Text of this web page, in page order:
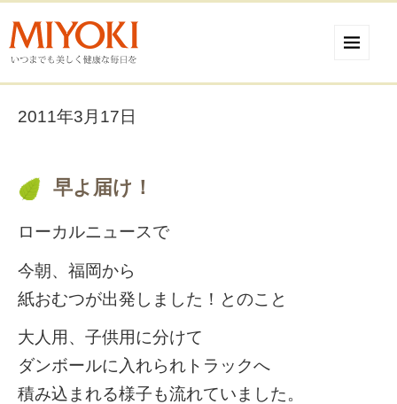
2011年3月17日
早よ届け！
ローカルニュースで
今朝、福岡から
紙おむつが出発しました！とのこと
大人用、子供用に分けて
ダンボールに入れられトラックへ
積み込まれる様子も流れていました。